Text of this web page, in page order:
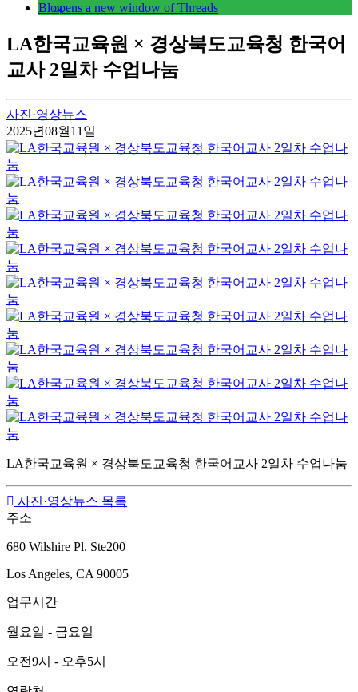
opens a new window of Threads
LA한국교육원 × 경상북도교육청 한국어
교사 2일차 수업나눔
사진·영상뉴스
2025년08월11일
LA한국교육원 × 경상북도교육청 한국어교사 2일차 수업나눔
사진·영상뉴스 목록
주소
680 Wilshire Pl. Ste200
Los Angeles, CA 90005
업무시간
월요일 - 금요일
오전9시 - 오후5시